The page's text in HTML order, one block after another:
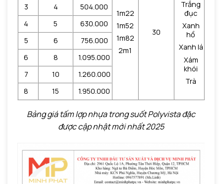
1m22
1m52
1m82
2m1
30
Trắng
đục
Xanh
hồ
Xanh lá
Xám
khói
Trà
3
4
504.000
4
5
630.000
5
6
756.000
6
8
1.095.000
7
10
1.260.000
8
15 1.950.000
Bảng giá tấm lợp nhựa trong suốt Polyvista đặc
được cập nhật mới nhất 2025